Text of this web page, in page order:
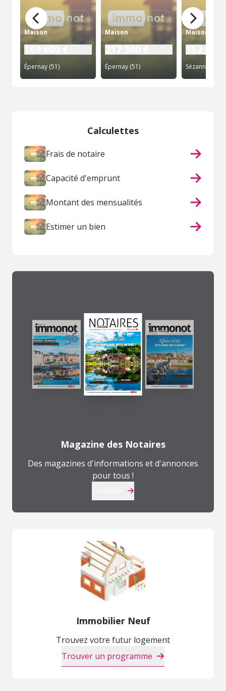
Maison
Épernay (51)
Maison
Épernay (51)
Maison
Sézanne (51)
Calculettes
Frais de notaire
Capacité d'emprunt
Montant des mensualités
Estimer un bien
Magazine des Notaires
Des magazines d'informations et d'annonces
pour tous !
Immobilier Neuf
Trouvez votre futur logement
Trouver un programme